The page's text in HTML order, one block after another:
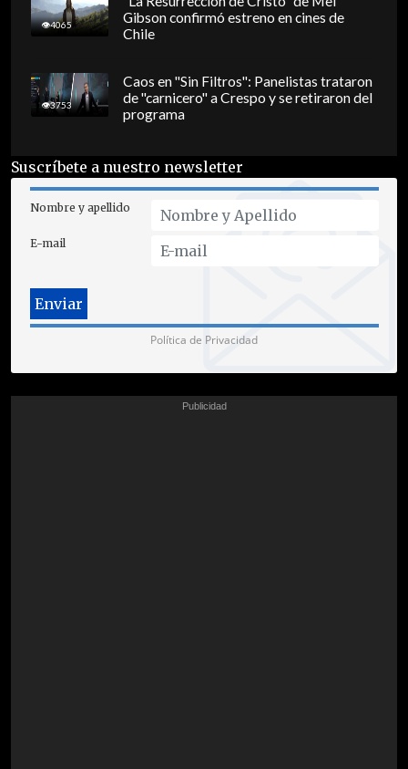
4065
Gibson confirmó estreno en cines de
Chile
3753
Caos en "Sin Filtros": Panelistas trataron
de "carnicero" a Crespo y se retiraron del
programa
Suscríbete a nuestro newsletter
Nombre y apellido
E-mail
Política de Privacidad